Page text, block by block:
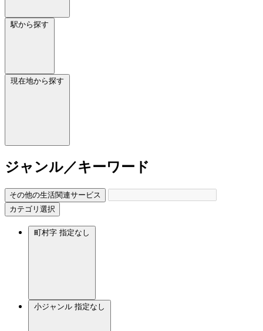
駅から探す
現在地から探す
ジャンル／キーワード
その他の生活関連サービス
カテゴリ選択
町村字 指定なし
小ジャンル 指定なし